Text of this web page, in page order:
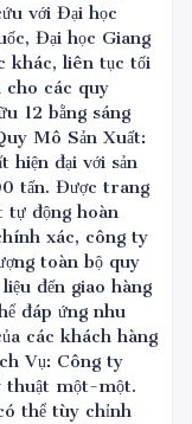
với Đại học
Đại học Giang
khác, liên tục tối
cho các quy
12 bằng sáng
Mô Sản Xuất:
hiện đại với sản
tấn. Được trang
tự động hoàn
xác, công ty
toàn bộ quy
đến giao hàng
đáp ứng nhu
các khách hàng
Vụ: Công ty
thuật một-một.
thể tùy chỉnh